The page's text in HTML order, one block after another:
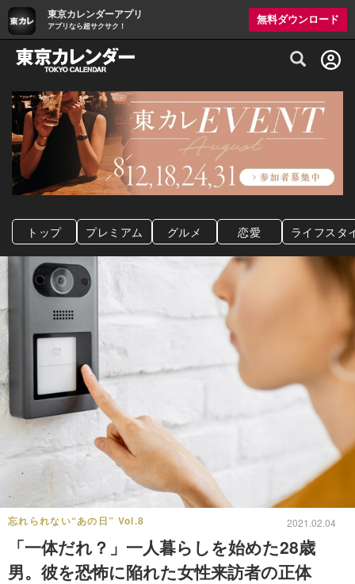
東京カレンダーアプリ
アプリなら超サクサク！
無料ダウンロード
グルメ情報・プレミアムレストラン予約
トップ プレミアム グルメ 恋愛 ライフスタ
忘れられない“あの日” Vol.8 2021.02.04
「一体だれ？」一人暮らしを始めた28歳
男。彼を恐怖に陥れた女性来訪者の正体